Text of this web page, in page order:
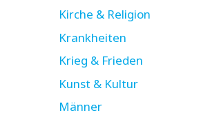
Kirche & Religion
Krankheiten
Krieg & Frieden
Kunst & Kultur
Männer